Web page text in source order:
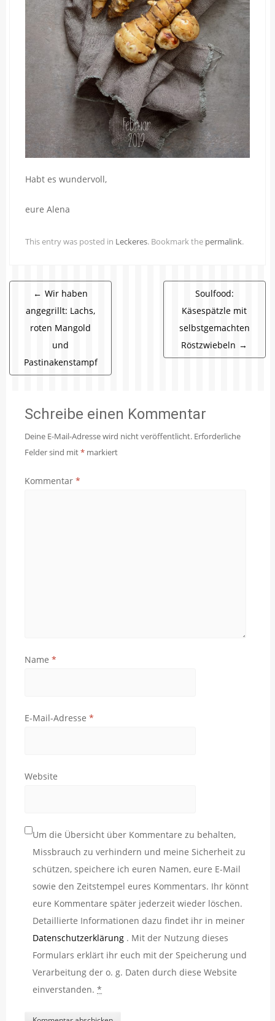
Habt es wundervoll,
eure Alena
This entry was posted in Leckeres. Bookmark the permalink.
Beitragsnavigation
← Wir haben
angegrillt: Lachs,
roten Mangold
und
Pastinakenstampf
Soulfood:
Käsespätzle mit
selbstgemachten
Röstzwiebeln →
Schreibe einen Kommentar
Deine E-Mail-Adresse wird nicht veröffentlicht. Erforderliche
Felder sind mit* markiert
Kommentar *
Name *
E-Mail-Adresse *
Website
Um die Übersicht über Kommentare zu behalten,
Missbrauch zu verhindern und meine Sicherheit zu
schützen, speichere ich euren Namen, eure E-Mail
sowie den Zeitstempel eures Kommentars. Ihr könnt
eure Kommentare später jederzeit wieder löschen.
Detaillierte Informationen dazu findet ihr in meiner
Datenschutzerklärung . Mit der Nutzung dieses
Formulars erklärt ihr euch mit der Speicherung und
Verarbeitung der o. g. Daten durch diese Website
einverstanden. *